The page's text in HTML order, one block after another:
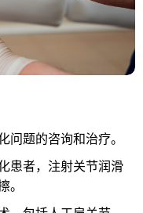
题的咨询和治疗。
患者，注射关节润滑